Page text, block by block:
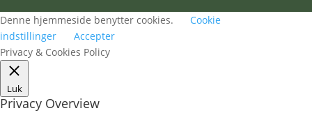
Denne hjemmeside benytter cookies.
Cookie
indstillinger
Accepter
Privacy & Cookies Policy
Luk
Privacy Overview